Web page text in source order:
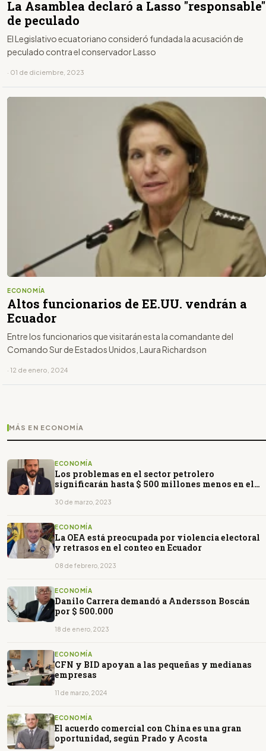
La Asamblea declaró a Lasso "responsable"
de peculado
El Legislativo ecuatoriano consideró fundada la acusación de
peculado contra el conservador Lasso
· 01 de diciembre, 2023
ECONOMÍA
Altos funcionarios de EE.UU. vendrán a
Ecuador
Entre los funcionarios que visitarán esta la comandante del
Comando Sur de Estados Unidos, Laura Richardson
· 12 de enero, 2024
MÁS EN ECONOMÍA
ECONOMÍA
Los problemas en el sector petrolero
significarán hasta $ 500 millones menos en el
30 de marzo, 2023
ECONOMÍA
La OEA está preocupada por violencia electoral
y retrasos en el conteo en Ecuador
08 de febrero, 2023
ECONOMÍA
Danilo Carrera demandó a Andersson Boscán
por $ 500.000
18 de enero, 2023
ECONOMÍA
CFN y BID apoyan a las pequeñas y medianas
empresas
11 de marzo, 2024
ECONOMÍA
El acuerdo comercial con China es una gran
oportunidad, según Prado y Acosta